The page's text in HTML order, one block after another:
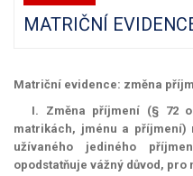
MATRIČNÍ
Matriční evidence: změna
I. Změna příjmení (§ 72
matrikách, jménu a příjmení)
užívaného jediného
opodstatňuje vážný důvod, pro